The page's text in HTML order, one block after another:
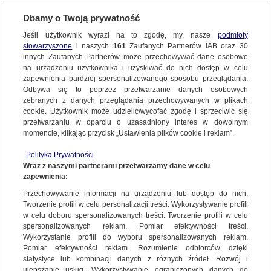
FAKTY | ZOBACZ FAKTY
22.03.2023 | Afera hejterska. Prokuratura umarza sprawę, bo nie wie, że
"małą Emi" jest Emilia Szmydt
NAJNOWSZE
ZOBACZ FAKTY
FAKTY PO FAKTACH
FAKTY O ŚWIECIE
WIĘCEJ
KANAŁY
Dzień dobry!
Jedno konto do wszystkich usług
Dbamy o Twoją prywatność
Jeśli użytkownik wyrazi na to zgodę, my, nasze podmioty
stowarzyszone i naszych 161Zaufanych Partnerów IAB oraz 30
innych Zaufanych Partnerów może przechowywać dane osobowe
na urządzeniu użytkownika i uzyskiwać do nich dostęp w celu
zapewnienia bardziej spersonalizowanego sposobu przeglądania.
Odbywa się to poprzez przetwarzanie danych osobowych
zebranych z danych przeglądania przechowywanych w plikach
cookie. Użytkownik może udzielić/wycofać zgodę i sprzeciwić się
przetwarzaniu w oparciu o uzasadniony interes w dowolnym
momencie, klikając przycisk „Ustawienia plików cookie i reklam”.
Polityka Prywatności
Wraz z naszymi partnerami przetwarzamy dane w celu
zapewnienia:
Przechowywanie informacji na urządzeniu lub dostęp do nich.
Tworzenie profili w celu personalizacji treści. Wykorzystywanie profili
w celu doboru spersonalizowanych treści. Tworzenie profili w celu
spersonalizowanych reklam. Pomiar efektywności treści.
Wykorzystanie profili do wyboru spersonalizowanych reklam.
Pomiar efektywności reklam. Rozumienie odbiorców dzięki
statystyce lub kombinacji danych z różnych źródeł. Rozwój i